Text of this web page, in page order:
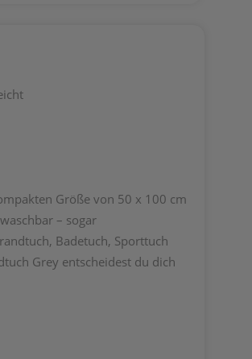
Größe von 50 x 100 cm
– sogar
Badetuch, Sporttuch
Grey entscheidest du dich